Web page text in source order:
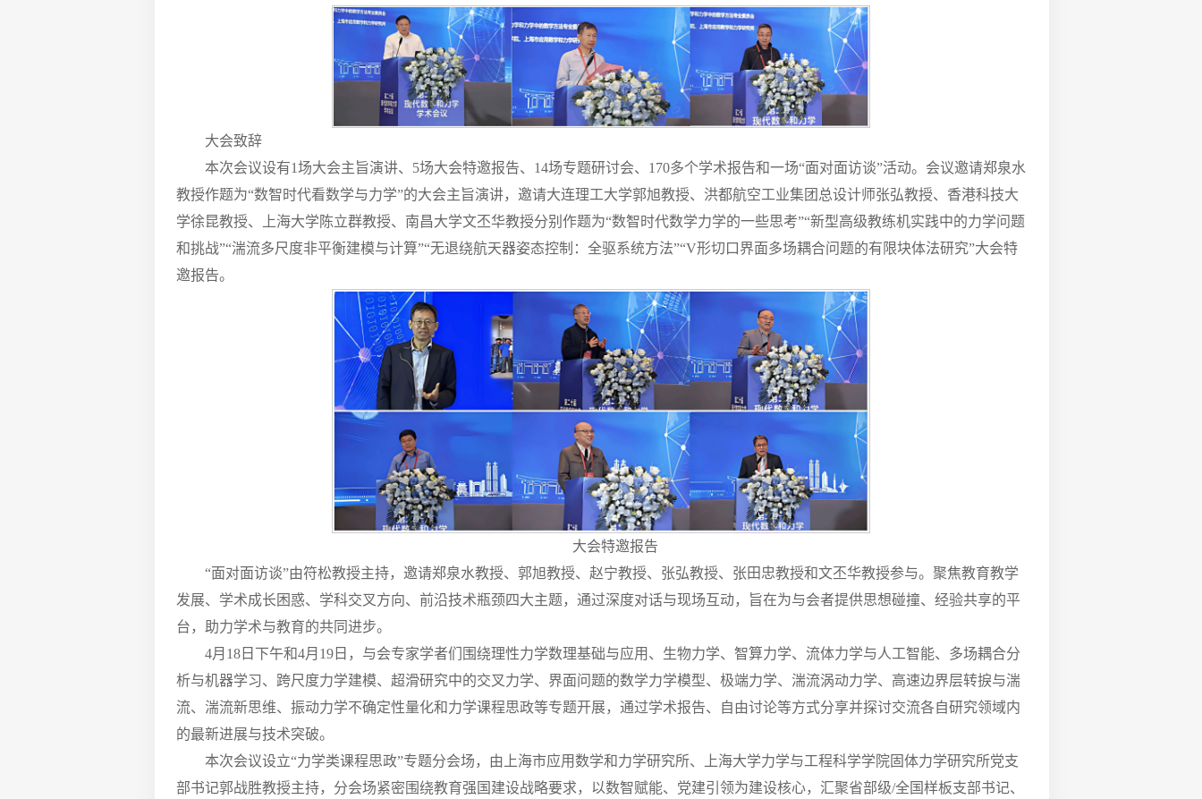
大会致辞
本次会议设有1场大会主旨演讲、5场大会特邀报告、14场专题研讨会、170多个学术报告和一场“面对面访谈”活动。会议邀请郑泉水
教授作题为“数智时代看数学与力学”的大会主旨演讲，邀请大连理工大学郭旭教授、洪都航空工业集团总设计师张弘教授、香港科技大
学徐昆教授、上海大学陈立群教授、南昌大学文丕华教授分别作题为“数智时代数学力学的一些思考”“新型高级教练机实践中的力学问题
和挑战”“湍流多尺度非平衡建模与计算”“无退绕航天器姿态控制：全驱系统方法”“V形切口界面多场耦合问题的有限块体法研究”大会特
邀报告。
大会特邀报告
“面对面访谈”由符松教授主持，邀请郑泉水教授、郭旭教授、赵宁教授、张弘教授、张田忠教授和文丕华教授参与。聚焦教育教学
发展、学术成长困惑、学科交叉方向、前沿技术瓶颈四大主题，通过深度对话与现场互动，旨在为与会者提供思想碰撞、经验共享的平
台，助力学术与教育的共同进步。
4月18日下午和4月19日，与会专家学者们围绕理性力学数理基础与应用、生物力学、智算力学、流体力学与人工智能、多场耦合分
析与机器学习、跨尺度力学建模、超滑研究中的交叉力学、界面问题的数学力学模型、极端力学、湍流涡动力学、高速边界层转捩与湍
流、湍流新思维、振动力学不确定性量化和力学课程思政等专题开展，通过学术报告、自由讨论等方式分享并探讨交流各自研究领域内
的最新进展与技术突破。
本次会议设立“力学类课程思政”专题分会场，由上海市应用数学和力学研究所、上海大学力学与工程科学学院固体力学研究所党支
部书记郭战胜教授主持，分会场紧密围绕教育强国建设战略要求，以数智赋能、党建引领为建设核心，汇聚省部级/全国样板支部书记、